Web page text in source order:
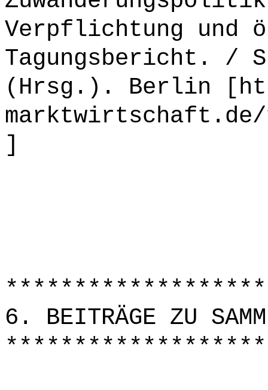
Verpflichtung und
Tagungsbericht. /
(Hrsg.). Berlin
marktwirtschaft.de/
]
6. BEITRÄGE ZU